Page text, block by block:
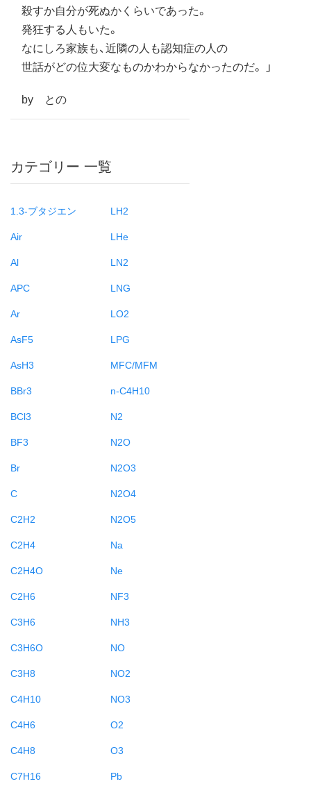
殺すか自分が死ぬかくらいであった。
発狂する人もいた。
なにしろ家族も、近隣の人も認知症の人の
世話がどの位大変なものかわからなかったのだ。 」
by との
カテゴリー 一覧
1.3-ブタジエン
Air
Al
APC
Ar
AsF5
AsH3
BBr3
BCl3
BF3
Br
C
C2H2
C2H4
C2H4O
C2H6
C3H6
C3H6O
C3H8
C4H10
C4H6
C4H8
C7H16
LH2
LHe
LN2
LNG
LO2
LPG
MFC/MFM
n-C4H10
N2
N2O
N2O3
N2O4
N2O5
Na
Ne
NF3
NH3
NO
NO2
NO3
O2
O3
Pb